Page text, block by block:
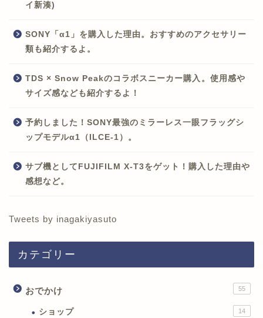
イ新湊)
SONY「α1」を購入した理由。おすすめのアクセサリー
類も紹介するよ。
TDS × Snow Peakのコラボスニーカー購入。使用感や
サイズ感なども紹介するよ！
予約しました！SONY最強のミラーレス一眼フラッグシ
ップモデルα1（ILCE-1）。
サブ機としてFUJIFILM X-T3をゲット！購入した理由や
感想など。
Tweets by inagakiyasuto
カテゴリー
おでかけ 55
ショップ 14